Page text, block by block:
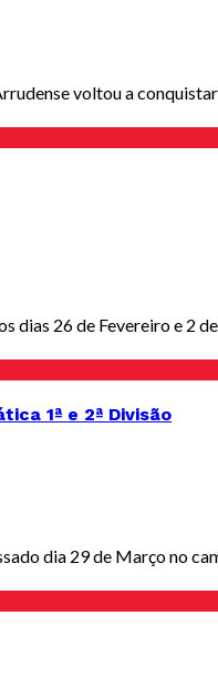
voltou a
26 de Fevereiro e 2
1ª e 2ª Divisão
dia 29 de Março no